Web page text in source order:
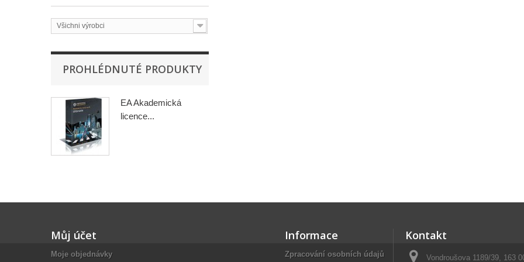
Všichni výrobci
PROHLÉDNUTÉ PRODUKTY
EA Akademická
licence...
Můj účet
Moje objednávky
Informace
Zpracování osobních údajů
Kontakt
Vondroušova 1189/39, 163